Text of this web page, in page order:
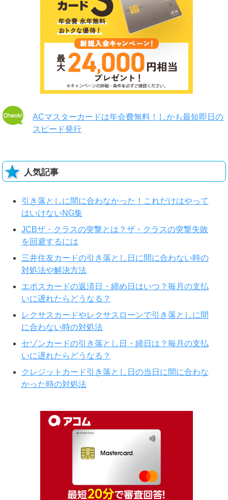
ACマスターカードは年会費無料！しかも最短即日の
スピード発行
人気記事
引き落としに間に合わなかった！これだけはやって
はいけないNG集
JCBザ・クラスの突撃とは？ザ・クラスの突撃失敗
を回避するには
三井住友カードの引き落とし日に間に合わない時の
対処法や解決方法
エポスカードの返済日・締め日はいつ？毎月の支払
いに遅れたらどうなる？
レクサスカードやレクサスローンで引き落としに間
に合わない時の対処法
セゾンカードの引き落とし日・締日は？毎月の支払
いに遅れたらどうなる？
クレジットカード引き落とし日の当日に間に合わな
かった時の対処法